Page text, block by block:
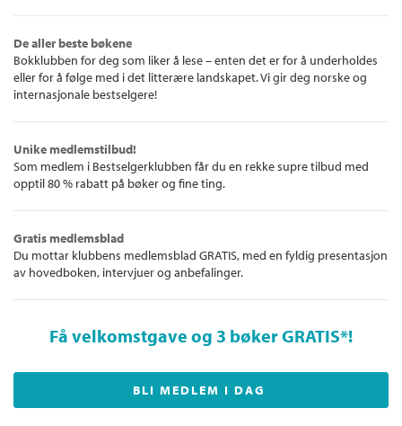
De aller beste bøkene
Bokklubben for deg som liker å lese – enten det er for å underholdes
eller for å følge med i det litterære landskapet. Vi gir deg norske og
internasjonale bestselgere!
Unike medlemstilbud!
Som medlem i Bestselgerklubben får du en rekke supre tilbud med
opptil 80 % rabatt på bøker og fine ting.
Gratis medlemsblad
Du mottar klubbens medlemsblad GRATIS, med en fyldig presentasjon
av hovedboken, intervjuer og anbefalinger.
Få velkomstgave og 3 bøker GRATIS*!
BLI MEDLEM I DAG